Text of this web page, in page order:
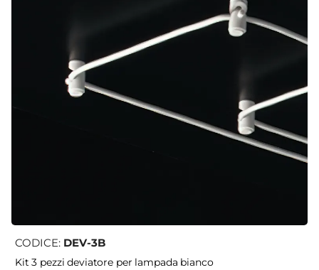
CODICE: DEV-3B
Kit 3 pezzi deviatore per lampada bianco